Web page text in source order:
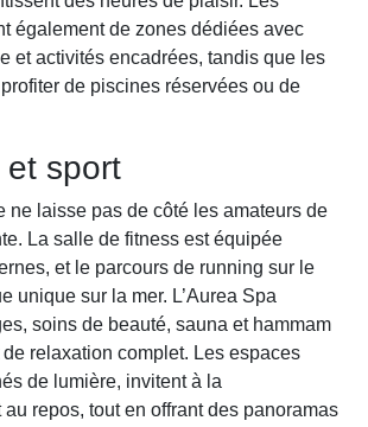
également de zones dédiées avec
et activités encadrées, tandis que les
de piscines réservées ou de
et sport
ne laisse pas de côté les amateurs de
La salle de fitness est équipée
et le parcours de running sur le
unique sur la mer. L’Aurea Spa
soins de beauté, sauna et hammam
relaxation complet. Les espaces
de lumière, invitent à la
repos, tout en offrant des panoramas